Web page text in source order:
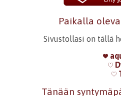
Paikalla
Sivustollasi on tällä
Tänään